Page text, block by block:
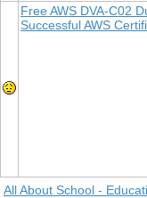
Free AWS DVA-C02
Successful AWS
All About School -